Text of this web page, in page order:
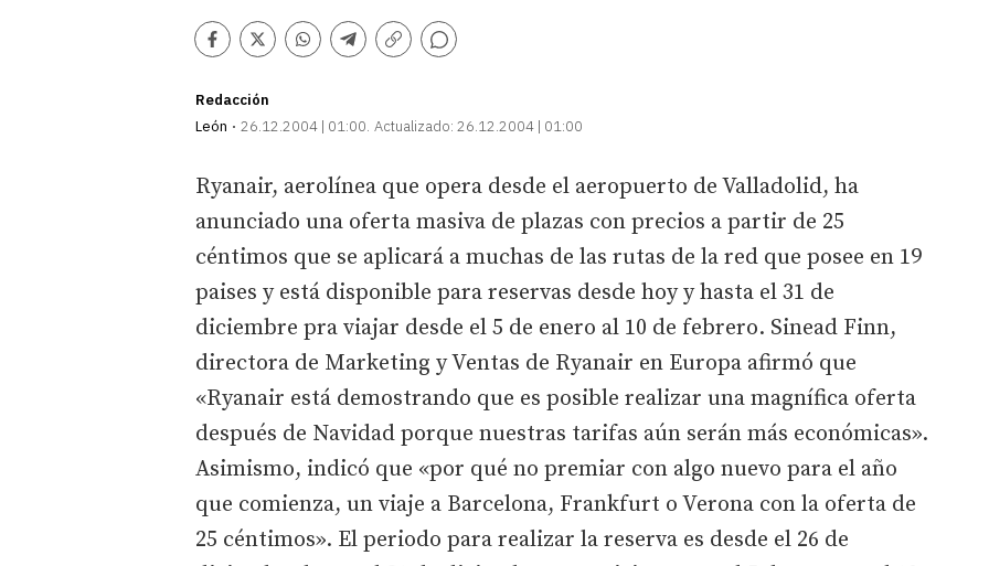
Facebook
TwitterWhatsapp
Telegram
Copiar
Comentarios
Redacción
León
26.12.2004 | 01:00 Actualizado: 26.12.2004 | 01:00
Ryanair, aerolínea que opera desde el aeropuerto de Valladolid, ha
anunciado una oferta masiva de plazas con precios a partir de 25
céntimos que se aplicará a muchas de las rutas de la red que posee en 19
paises y está disponible para reservas desde hoy y hasta el 31 de
diciembre pra viajar desde el 5 de enero al 10 de febrero. Sinead Finn,
directora de Marketing y Ventas de Ryanair en Europa afirmó que
«Ryanair está demostrando que es posible realizar una magnífica oferta
después de Navidad porque nuestras tarifas aún serán más económicas».
Asimismo, indicó que «por qué no premiar con algo nuevo para el año
que comienza, un viaje a Barcelona, Frankfurt o Verona con la oferta de
25 céntimos». El periodo para realizar la reserva es desde el 26 de